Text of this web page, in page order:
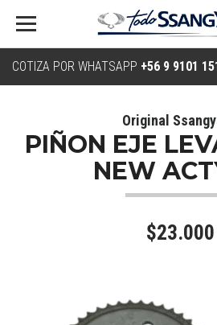
COTIZA POR WHATSAPP +56 9 9101
Original
PIÑON EJE
NEW
$23.000